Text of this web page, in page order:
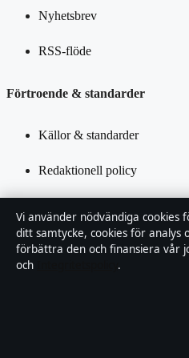
Nyhetsbrev
RSS-flöde
Förtroende & standarder
Källor & standarder
Redaktionell policy
Tillgänglighetsredogörelse
Vi använder nödvändiga cookies
ditt samtycke, cookies för analys
förbättra den och finansiera vår
och
.